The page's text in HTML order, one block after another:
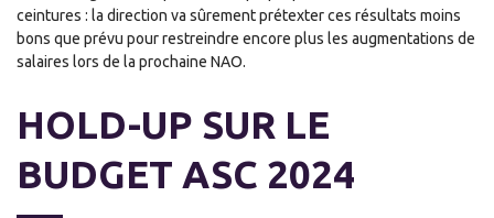
ceintures : la direction va sûrement prétexter ces résultats moins
bons que prévu pour restreindre encore plus les augmentations de
salaires lors de la prochaine NAO.
HOLD-UP SUR LE
BUDGET ASC 2024